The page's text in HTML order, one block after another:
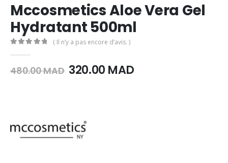
Mccosmetics Aloe Vera Gel
Hydratant 500ml
( Il n’y a pas encore d’avis. )
480.00MAD Le
MAD.
320.00 MADLe